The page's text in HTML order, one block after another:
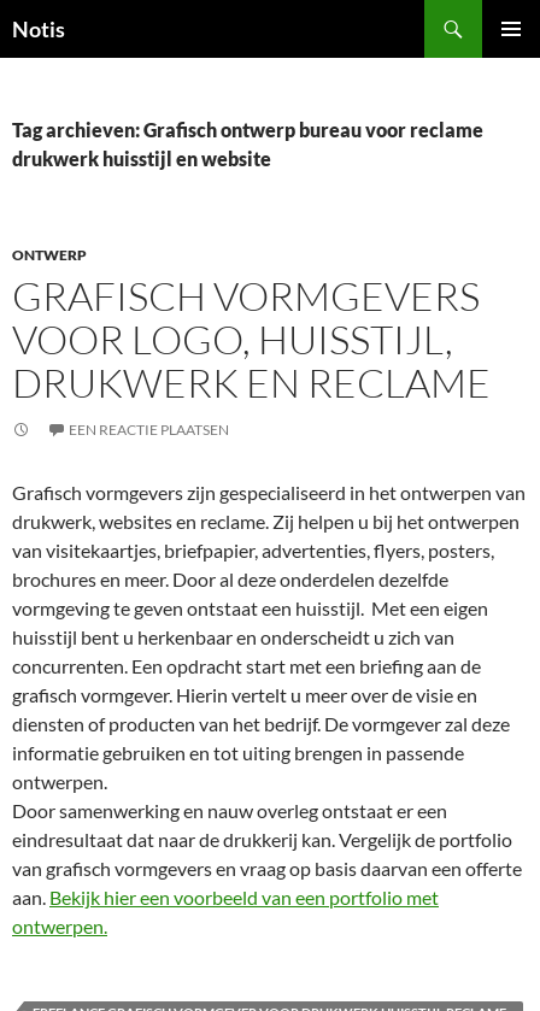
Notis
INHOUD
Tag archieven: Grafisch ontwerp bureau voor reclame
drukwerk huisstijl en website
ONTWERP
GRAFISCH VORMGEVERS
VOOR LOGO, HUISSTIJL,
DRUKWERK EN RECLAME
EEN REACTIE PLAATSEN
Grafisch vormgevers zijn gespecialiseerd in het ontwerpen van
drukwerk, websites en reclame. Zij helpen u bij het ontwerpen
van visitekaartjes, briefpapier, advertenties, flyers, posters,
brochures en meer. Door al deze onderdelen dezelfde
vormgeving te geven ontstaat een huisstijl. Met een eigen
huisstijl bent u herkenbaar en onderscheidt u zich van
concurrenten. Een opdracht start met een briefing aan de
grafisch vormgever. Hierin vertelt u meer over de visie en
diensten of producten van het bedrijf. De vormgever zal deze
informatie gebruiken en tot uiting brengen in passende
ontwerpen.
Door samenwerking en nauw overleg ontstaat er een
eindresultaat dat naar de drukkerij kan. Vergelijk de portfolio
van grafisch vormgevers en vraag op basis daarvan een offerte
aan. Bekijk hier een voorbeeld van een portfolio met
ontwerpen.